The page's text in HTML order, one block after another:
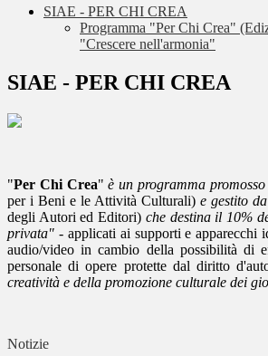
SIAE - PER CHI CREA
Programma "Per Chi Crea"
"Crescere nell'armonia"
SIAE - PER CHI CREA
"Per Chi Crea"è un programma
per i Beni e le Attività Culturali) e gestito
degli Autori ed Editori) che destina il 10%
privata" - applicati ai supporti e apparecchi
audio/video in cambio della possibilità di
personale di opere protette dal diritto
creatività e della promozione culturale dei
Notizie